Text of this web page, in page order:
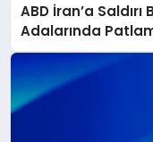
ABD İran’a
Adalarında